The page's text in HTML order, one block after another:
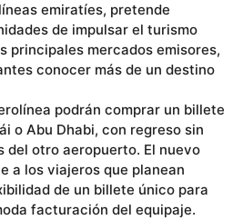
emiratíes, pretende
de impulsar el turismo
principales mercados emisores,
conocer más de un destino
podrán comprar un billete
o Abu Dhabi, con regreso sin
del otro aeropuerto. El nuevo
a los viajeros que planean
de un billete único para
facturación del equipaje.